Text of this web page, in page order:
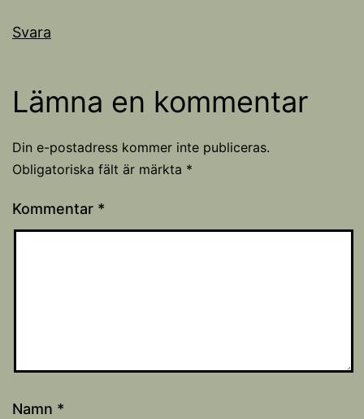
Svara
Lämna en kommentar
Din e-postadress kommer inte publiceras.
Obligatoriska fält är märkta *
Kommentar *
Namn *